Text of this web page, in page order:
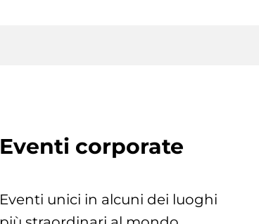
Eventi corporate
Eventi unici in alcuni dei luoghi